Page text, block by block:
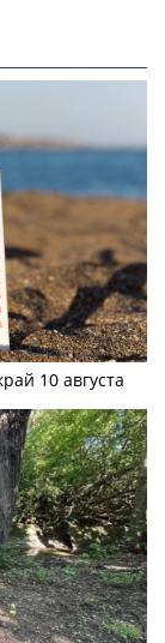
10 августа